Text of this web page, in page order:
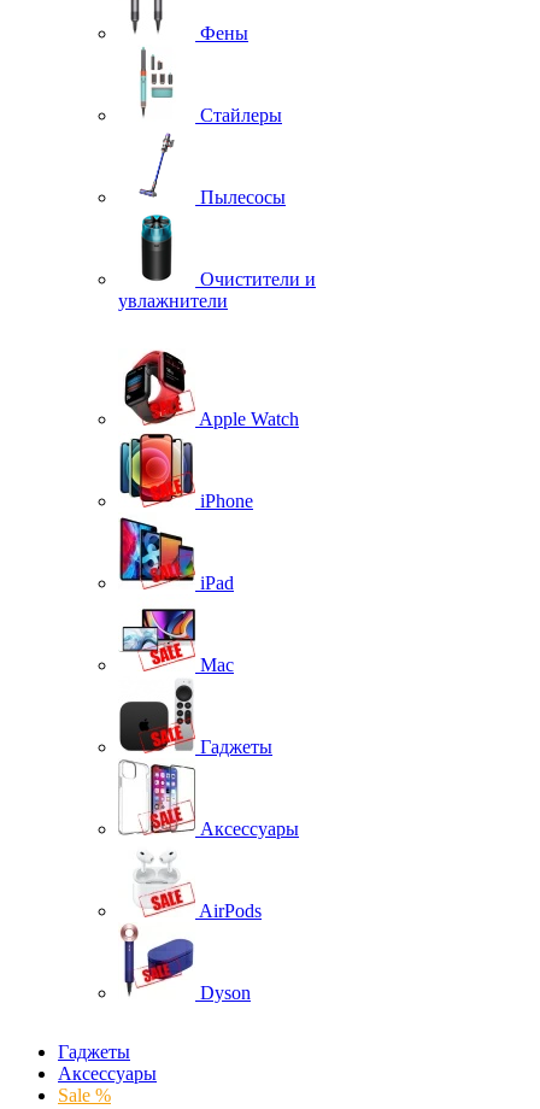
Фены
Стайлеры
Пылесосы
Очистители и
увлажнители
Apple Watch
iPhone
iPad
Mac
Гаджеты
Аксессуары
AirPods
Dyson
Гаджеты
Аксессуары
Sale %